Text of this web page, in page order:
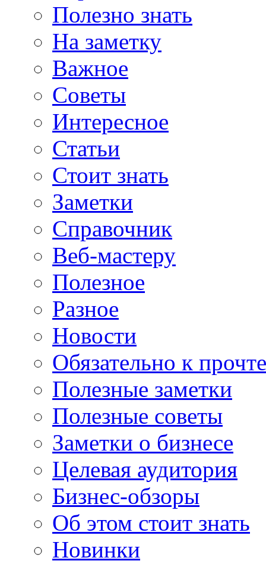
Полезно знать
На заметку
Важное
Советы
Интересное
Статьи
Стоит знать
Заметки
Справочник
Веб-мастеру
Полезное
Разное
Новости
Обязательно к
Полезные заметки
Полезные советы
Заметки о бизнесе
Целевая аудитория
Бизнес-обзоры
Об этом стоит знать
Новинки